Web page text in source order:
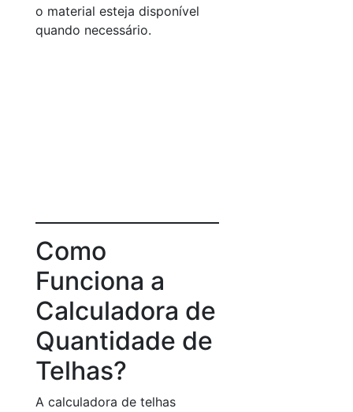
o material esteja disponível
quando necessário.
Como
Funciona a
Calculadora de
Quantidade de
Telhas?
A calculadora de telhas